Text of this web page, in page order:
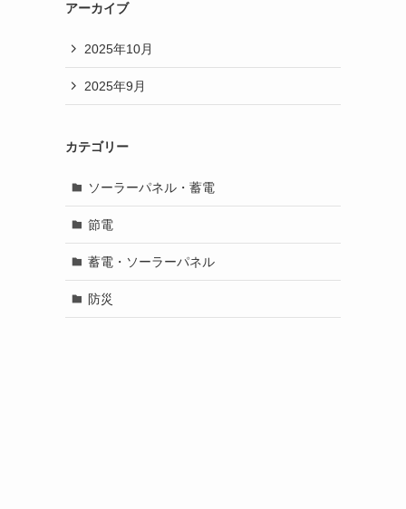
アーカイブ
2025年10月
2025年9月
カテゴリー
ソーラーパネル・蓄電
節電
蓄電・ソーラーパネル
防災